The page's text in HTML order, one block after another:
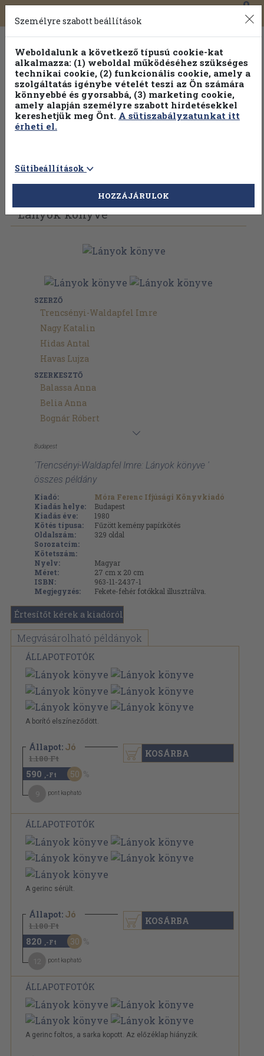
Toggle
navigation
0
Vissza az előző oldalra Válasszon példányt
Lányok könyve
SZERZŐ
Trencsényi-Waldapfel Imre
Nagy Katalin
Hidas Antal
Havas Lujza
SZERKESZTŐ
Balassa Anna
Belia Anna
Bognár Róbert
Budapest
'Trencsényi-Waldapfel Imre: Lányok könyve '
összes példány
Kiadó:
Móra Ferenc Ifjúsági Könyvkiadó
Kiadás helye:
Budapest
Kiadás éve:
1980
Kötés típusa:
Fűzött kemény papírkötés
Oldalszám:
329 oldal
Sorozatcím:
Kötetszám:
Nyelv:
Magyar
Méret:
27 cm x 20 cm
ISBN:
963-11-2437-1
Megjegyzés:
Fekete-fehér fotókkal illusztrálva.
Értesítőt kérek a kiadóról
Megvásárolható példányok
ÁLLAPOTFOTÓK
A borító elszíneződött.
Állapot: Jó
1.180 Ft
590 ,-Ft 50
pont kapható
KOSÁRBA
ÁLLAPOTFOTÓK
A gerinc sérült.
Állapot: Jó
1.180 Ft
820 ,-Ft 30
pont kapható
KOSÁRBA
ÁLLAPOTFOTÓK
A gerinc foltos, a sarka kopott. Az előzéklap hiányzik.
Személyre szabott beállítások
Weboldalunk a következő típusú cookie-kat
alkalmazza: (1) weboldal működéséhez szükséges
technikai cookie, (2) funkcionális cookie, amely a
szolgáltatás igénybe vételét teszi az Ön számára
könnyebbé és gyorsabbá, (3) marketing cookie,
amely alapján személyre szabott hirdetésekkel
kereshetjük meg Önt. A sütiszabályzatunkat itt
érheti el.
Sütibeállítások
HOZZÁJÁRULOK